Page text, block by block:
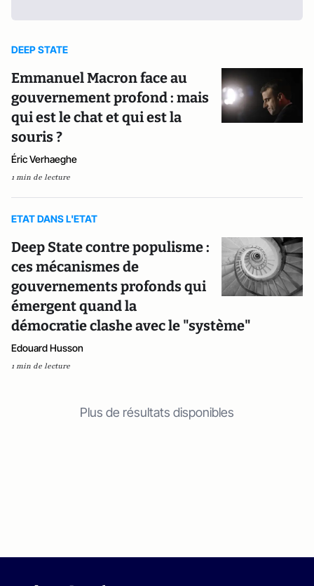
DEEP STATE
Emmanuel Macron face au
gouvernement profond : mais
qui est le chat et qui est la
souris ?
Éric Verhaeghe
1 min de lecture
ETAT DANS L'ETAT
Deep State contre populisme :
ces mécanismes de
gouvernements profonds qui
émergent quand la
démocratie clashe avec le "système"
Edouard Husson
1 min de lecture
Plus de résultats disponibles